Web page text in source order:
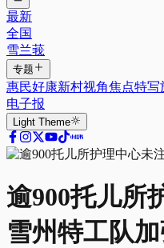
最新
全国
雪兰莪
专题
惠民好康新村视角焦点特写
电子报
Light Theme
逾900托儿所
雪州特工队